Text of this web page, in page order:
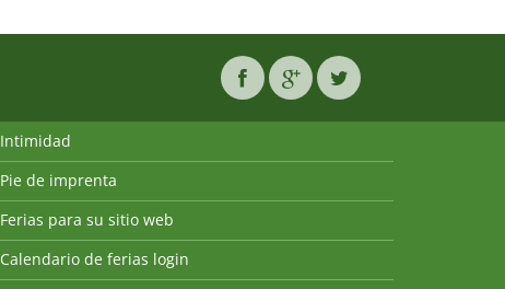
Intimidad
Pie de imprenta
Ferias para su sitio web
Calendario de ferias login